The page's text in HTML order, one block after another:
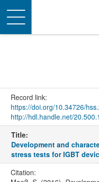
Toggle
navigation
Record link:
https://doi.org/10.34726/
http://hdl.handle.net/
Title:
Development and
stress tests for IGBT
Citation: